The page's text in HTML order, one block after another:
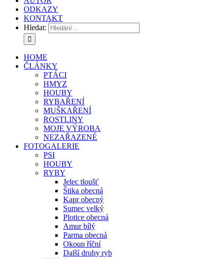
ODKAZY
KONTAKT
Hledat:
HOME
ČLÁNKY
PTÁCI
HMYZ
HOUBY
RYBAŘENÍ
MUŠKAŘENÍ
ROSTLINY
MOJE VÝROBA
NEZAŘAZENÉ
FOTOGALERIE
PSI
HOUBY
RYBY
Jelec tloušť
Štika obecná
Kapr obecný
Sumec velký
Plotice obecná
Amur bílý
Parma obecná
Okoun říční
Další druhy ryb